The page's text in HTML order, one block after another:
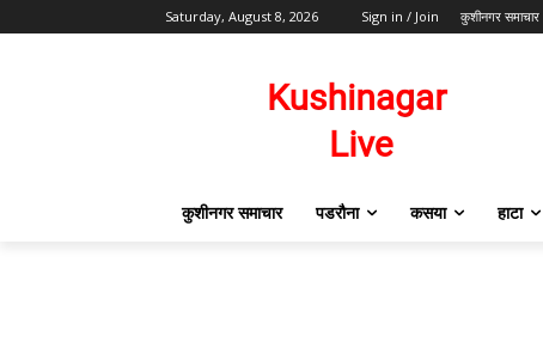
Saturday, August 8, 2026 Sign in / Join कुशीनगर समाचार
कुशीनगर समाचार पडरौना कसया हाटा